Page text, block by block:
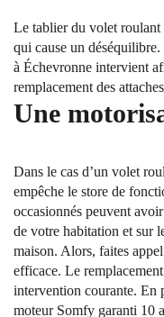
Le tablier du volet roulant
qui cause un
à Échevronne intervient
remplacement des
Une
Dans le cas d’un volet
empêche le store de
occasionnés peuvent
de votre habitation et sur
maison. Alors, faites
efficace. Le
intervention courante. En
moteur Somfy garanti 10